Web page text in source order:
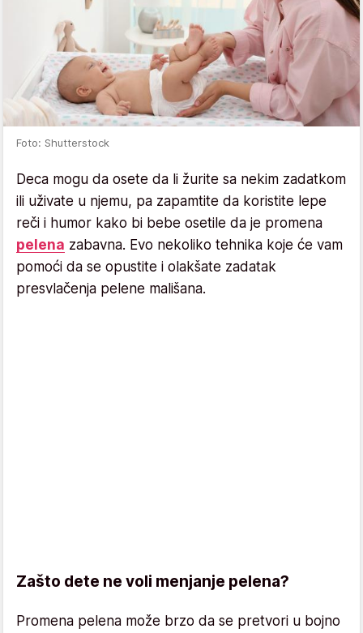
Foto: Shutterstock
Deca mogu da osete da li žurite sa nekim zadatkom
ili uživate u njemu, pa zapamtite da koristite lepe
reči i humor kako bi bebe osetile da je promena
pelena zabavna. Evo nekoliko tehnika koje će vam
pomoći da se opustite i olakšate zadatak
presvlačenja pelene mališana.
Zašto dete ne voli menjanje pelena?
Promena pelena može brzo da se pretvori u bojno